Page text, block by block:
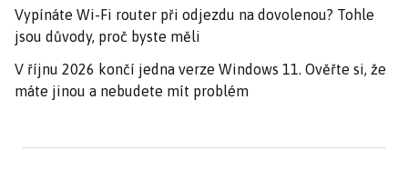
Vypínáte Wi-Fi router při odjezdu na dovolenou? Tohle
jsou důvody, proč byste měli
V říjnu 2026 končí jedna verze Windows 11. Ověřte si, že
máte jinou a nebudete mít problém